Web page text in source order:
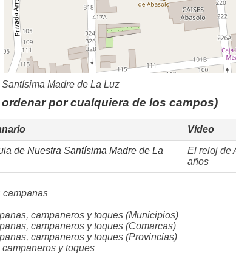
Madre de La Luz
por cualquiera de los campos)
Vídeo
de Nuestra Santísima Madre de La
El reloj de
años
campanas
campaneros y toques (Municipios)
campaneros y toques (Comarcas)
campaneros y toques (Provincias)
y toques